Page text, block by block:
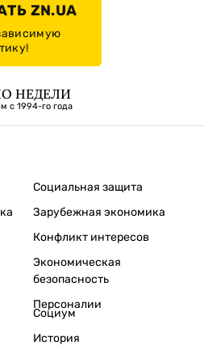
ZN.UA
НЕДЕЛИ
с 1994-го года
Социальная защита
Зарубежная экономика
Конфликт интересов
Экономическая
безопасность
Персоналии
Социум
История